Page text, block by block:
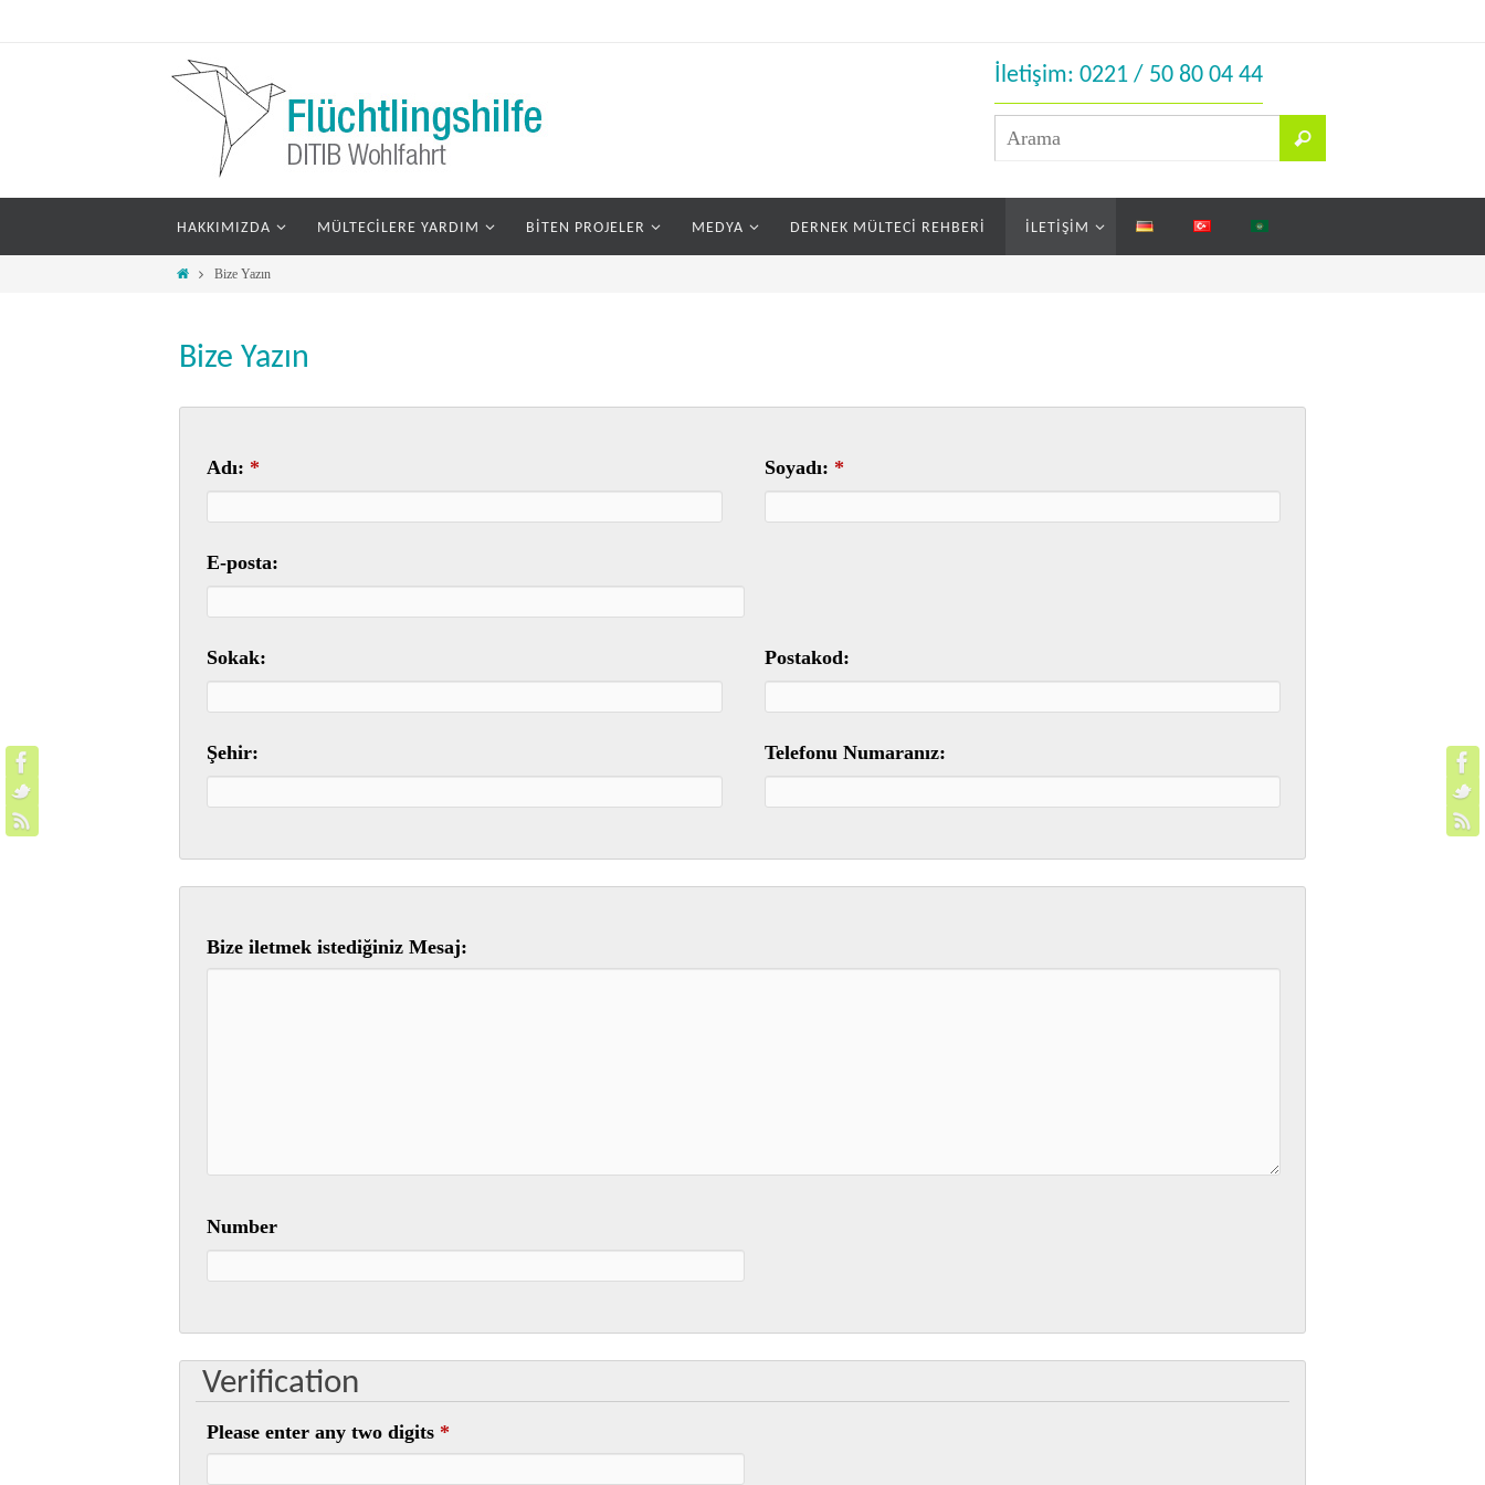
İletişim: 0221 / 50 80 04 44
HAKKIMIZDA MÜLTECILERE YARDIM BITEN PROJELER MEDYA DERNEK MÜLTECI REHBERI İLETIŞIM
Bize Yazın
Bize Yazın
Adı: * Soyadı: *
E-posta:
Sokak: Postakod:
Şehir: Telefonu Numaranız:
Bize iletmek istediğiniz Mesaj:
Number
Verification
Please enter any two digits *